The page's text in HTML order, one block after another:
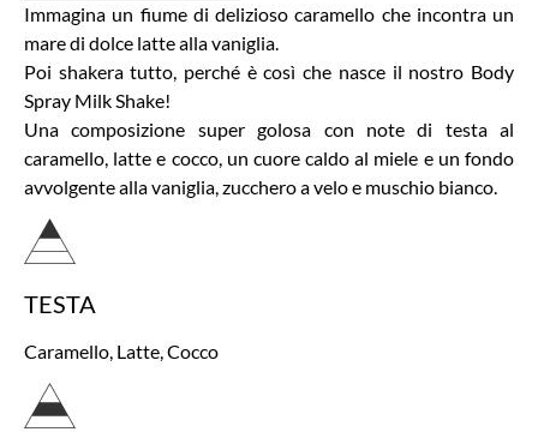
Immagina un fiume di delizioso caramello che incontra un
mare di dolce latte alla vaniglia.
Poi shakera tutto, perché è così che nasce il nostro Body
Spray Milk Shake!
Una composizione super golosa con note di testa al
caramello, latte e cocco, un cuore caldo al miele e un fondo
avvolgente alla vaniglia, zucchero a velo e muschio bianco.
TESTA
Caramello, Latte, Cocco